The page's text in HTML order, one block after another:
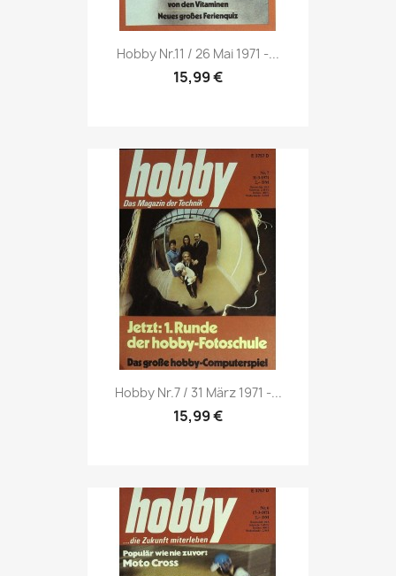
Vorschau
Hobby Nr.11 / 26 Mai 1971 -...
15,99 €
Vorschau
Hobby Nr.7 / 31 März 1971 -...
15,99 €